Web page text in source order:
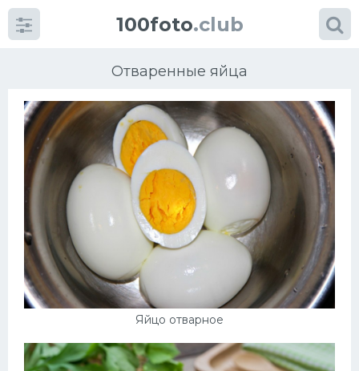
100foto.club
Отваренные яйца
Яйцо отварное
Категории картинок
Супы
Мясные блюда
Печенье
Выпечка